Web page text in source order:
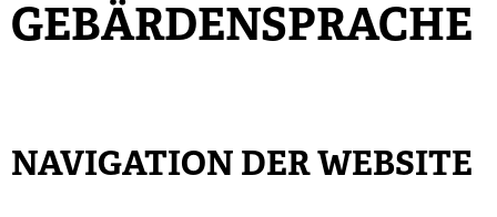
GEBÄRDENSPRACHE
NAVIGATION DER WEBSITE